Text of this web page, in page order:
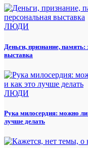
ЛЮДИ
Деньги, признание,
выставка
ЛЮДИ
Рука милосердия: можно
лучше делать